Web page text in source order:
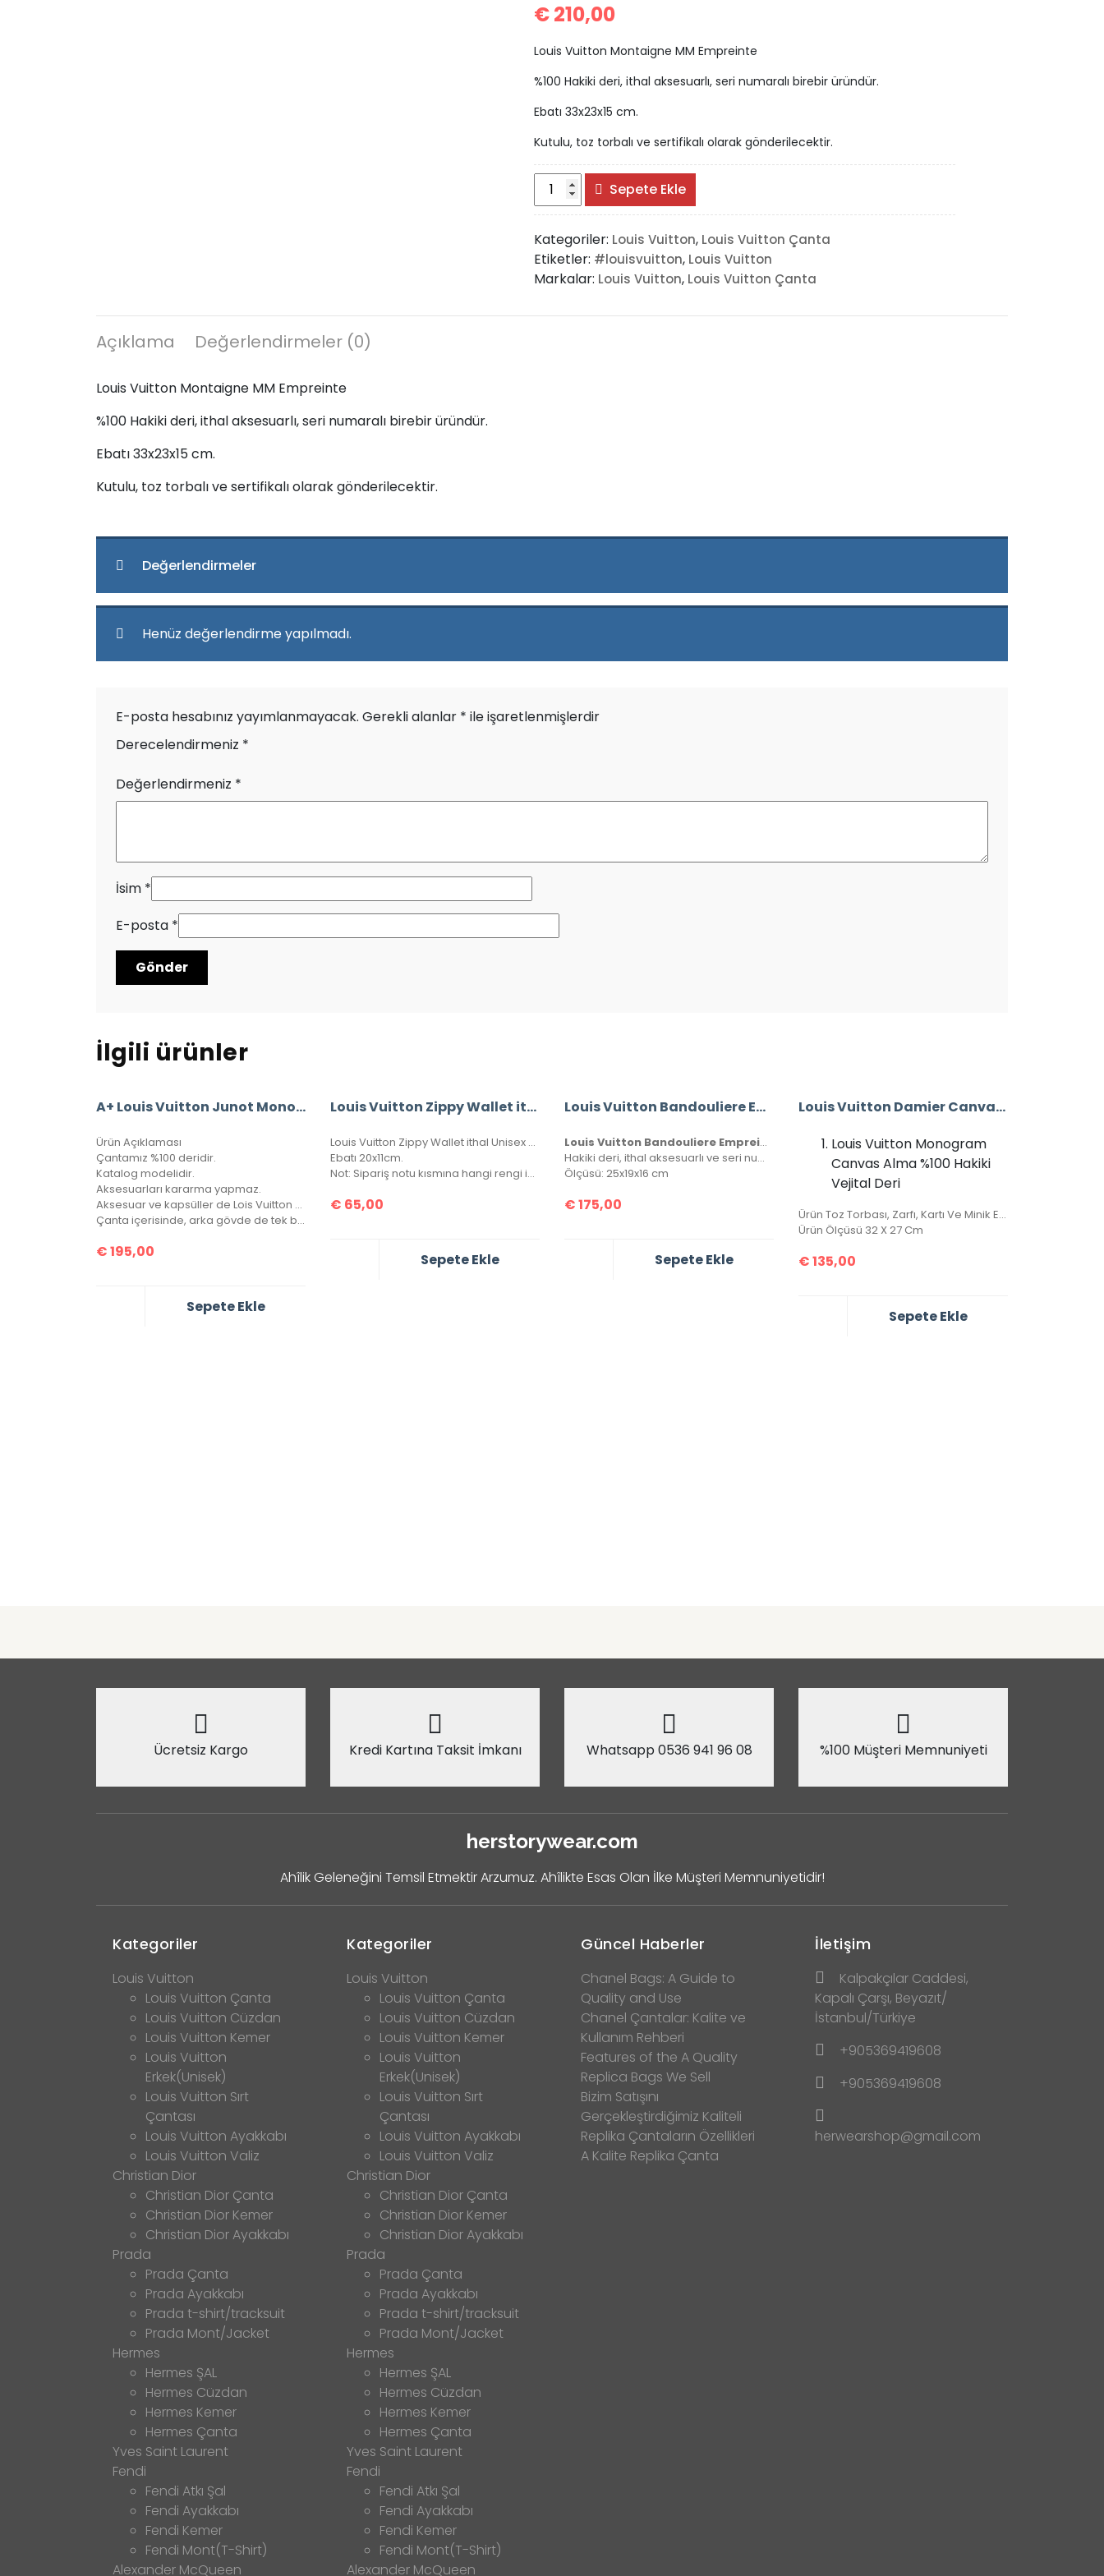
€210,00
Louis Vuitton Montaigne MM Empreinte
%100 Hakiki deri, ithal aksesuarlı, seri numaralı birebir üründür.
Ebatı 33x23x15 cm.
Kutulu, toz torbalı ve sertifikalı olarak gönderilecektir.
Louis
Vuitton
Montaigne
MM
Empreinte
adet
Sepete Ekle
Kategoriler: Louis Vuitton, Louis Vuitton Çanta
Etiketler: #louisvuitton, Louis Vuitton
Markalar: Louis Vuitton, Louis Vuitton Çanta
Açıklama Değerlendirmeler (0)
Louis Vuitton Montaigne MM Empreinte
%100 Hakiki deri, ithal aksesuarlı, seri numaralı birebir üründür.
Ebatı 33x23x15 cm.
Kutulu, toz torbalı ve sertifikalı olarak gönderilecektir.
Değerlendirmeler
Henüz değerlendirme yapılmadı.
E-posta hesabınız yayımlanmayacak. Gerekli alanlar * ile işaretlenmişlerdir
Derecelendirmeniz *
Değerlendirmeniz *
İsim *
E-posta *
İlgili ürünler
A+ Louis Vuitton Junot Monogram Empreinte Leather
Ürün Açıklaması
Çantamız %100 deridir.
Katalog modelidir.
Aksesuarları kararma yapmaz.
Aksesuar ve kapsüller de Lois Vuitton yazısı mevcuttur.
Çanta içerisinde, arka gövde de tek bir göz bulunmaktadır.
€195,00
Sepete Ekle
Louis Vuitton Zippy Wallet ithal Unisex Cüzdan
Louis Vuitton Zippy Wallet ithal Unisex Cüzdan, kutulu, toz torbalı, sertifikalı.
Ebatı 20x11cm.
Not: Sipariş notu kısmına hangi rengi istediğinizi lütfen belirtiniz.
€ 65,00
Sepete Ekle
Louis Vuitton Bandouliere Empreinte Speedy 25 Cm
Louis Vuitton Bandouliere Empreinte Speedy 25 Cm
Hakiki deri, ithal aksesuarlı ve seri numaralıdır. Orijinalinde kullanılan Monako deri kullanılmıştır. Kutulu, toz torbalı ve sertifikalı olarak gönderilecektir.
Ölçüsü: 25x19x16 cm
€175,00
Sepete Ekle
Louis Vuitton Damier Canvas Alma %100 Hakiki Vejital Deri (CRL 674)
Louis Vuitton Monogram
Canvas Alma %100 Hakiki
Vejital Deri
Ürün Toz Torbası, Zarfı, Kartı Ve Minik El Kitapçığı İle Birlikte Gönderilecektir.
Ürün Ölçüsü 32 X 27 Cm
€135,00
Sepete Ekle
Ücretsiz Kargo Kredi Kartına Taksit İmkanı Whatsapp 0536 941 96 08 %100 Müşteri Memnuniyeti
herstorywear.com
Ahîlik Geleneğini Temsil Etmektir Arzumuz. Ahîlikte Esas Olan İlke Müşteri Memnuniyetidir!
Kategoriler
Louis Vuitton
Louis Vuitton Çanta
Louis Vuitton Cüzdan
Louis Vuitton Kemer
Louis Vuitton
Erkek(Unisek)
Louis Vuitton Sırt
Çantası
Louis Vuitton Ayakkabı
Louis Vuitton Valiz
Christian Dior
Christian Dior Çanta
Christian Dior Kemer
Christian Dior Ayakkabı
Prada
Prada Çanta
Prada Ayakkabı
Prada t-shirt/tracksuit
Prada Mont/Jacket
Hermes
Hermes ŞAL
Hermes Cüzdan
Hermes Kemer
Hermes Çanta
Yves Saint Laurent
Fendi
Fendi Atkı Şal
Fendi Ayakkabı
Fendi Kemer
Fendi Mont(T-Shirt)
Alexander McQueen
Kategoriler
Louis Vuitton
Louis Vuitton Çanta
Louis Vuitton Cüzdan
Louis Vuitton Kemer
Louis Vuitton
Erkek(Unisek)
Louis Vuitton Sırt
Çantası
Louis Vuitton Ayakkabı
Louis Vuitton Valiz
Christian Dior
Christian Dior Çanta
Christian Dior Kemer
Christian Dior Ayakkabı
Prada
Prada Çanta
Prada Ayakkabı
Prada t-shirt/tracksuit
Prada Mont/Jacket
Hermes
Hermes ŞAL
Hermes Cüzdan
Hermes Kemer
Hermes Çanta
Yves Saint Laurent
Fendi
Fendi Atkı Şal
Fendi Ayakkabı
Fendi Kemer
Fendi Mont(T-Shirt)
Alexander McQueen
Güncel Haberler
Chanel Bags: A Guide to
Quality and Use
Chanel Çantalar: Kalite ve
Kullanım Rehberi
Features of the A Quality
Replica Bags We Sell
Bizim Satışını
Gerçekleştirdiğimiz Kaliteli
Replika Çantaların Özellikleri
A Kalite Replika Çanta
İletişim
Kalpakçılar Caddesi,
Kapalı Çarşı, Beyazıt/
İstanbul/Türkiye
+905369419608
+905369419608
herwearshop@gmail.com